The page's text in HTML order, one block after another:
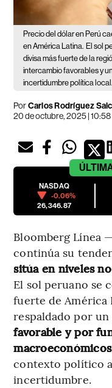
Precio del dólar en Perú
en América Latina. El sol
divisa más fuerte de la
intercambio favorables y
incertidumbre política local.
PorCarlos Rodríguez
20 de octubre, 2025 | 10:58
NASDAQ
-0.06%
26,346.87
Bloomberg Línea
continúa su
sitúa en niveles
El sol peruano se
fuerte de América
respaldado por un
favorable y por
contexto político
incertidumbre.